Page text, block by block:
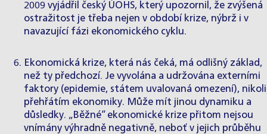
2009 vyjádřil český ÚOHS, který upozornil, že zvýšená
ostražitost je třeba nejen v období krize, nýbrž i v
navazující fázi ekonomického cyklu.
Ekonomická krize, která nás čeká, má odlišný základ,
než ty předchozí. Je vyvolána a udržována externími
faktory (epidemie, státem uvalovaná omezení), nikoli
přehřátím ekonomiky. Může mít jinou dynamiku a
důsledky. „Běžné“ ekonomické krize přitom nejsou
vnímány výhradně negativně, neboť v jejich průběhu